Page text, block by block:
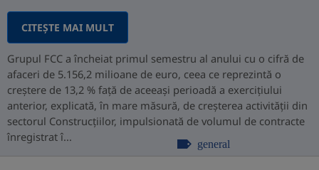
CITEŞTE MAI MULT
Grupul FCC a încheiat primul semestru al anului cu o cifră de
afaceri de 5.156,2 milioane de euro, ceea ce reprezintă o
creștere de 13,2 % față de aceeași perioadă a exercițiului
anterior, explicată, în mare măsură, de creșterea activității din
sectorul Construcțiilor, impulsionată de volumul de contracte
înregistrat î...
general